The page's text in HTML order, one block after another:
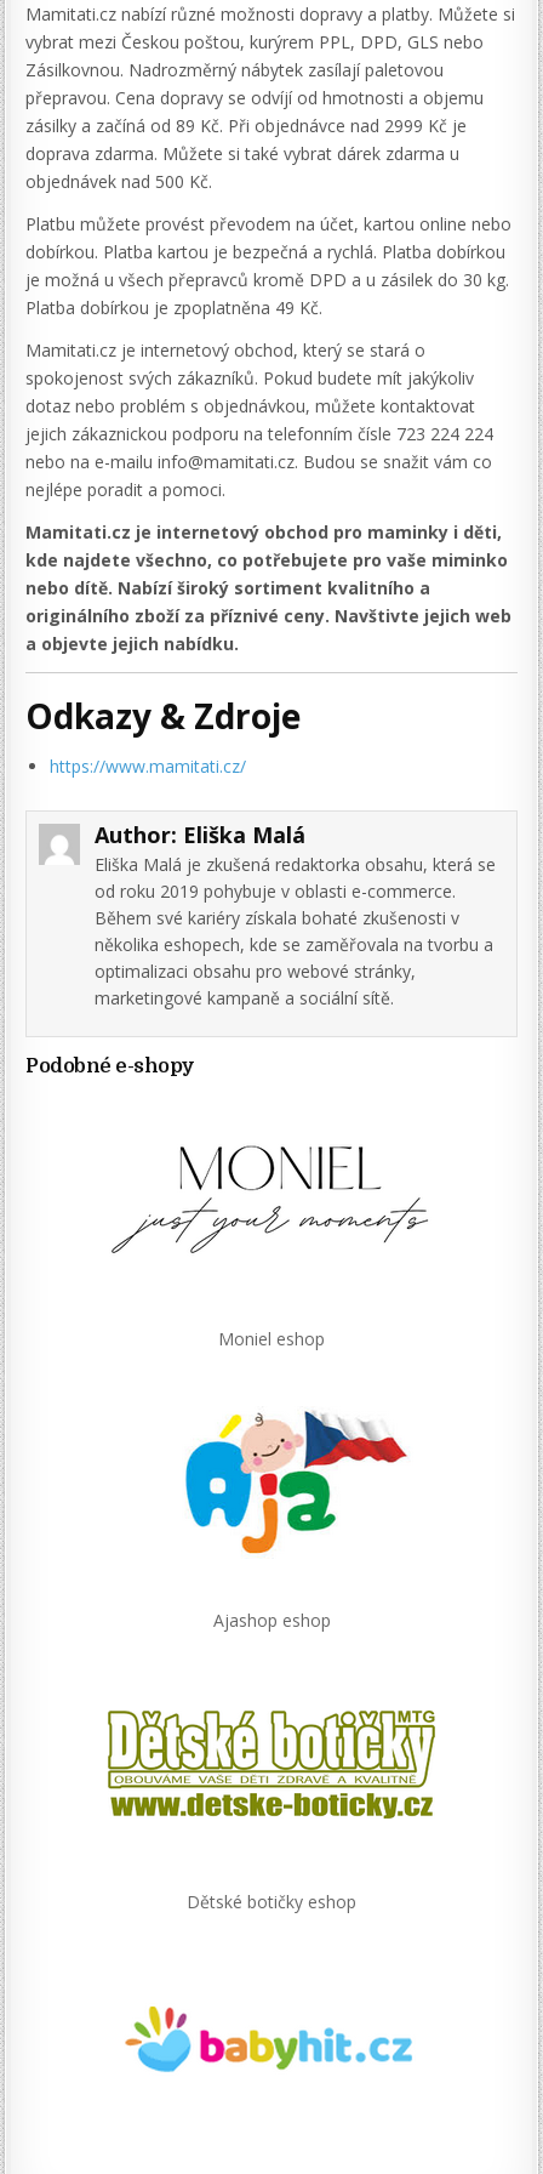
Mamitati.cz nabízí různé možnosti dopravy a platby. Můžete si
vybrat mezi Českou poštou, kurýrem PPL, DPD, GLS nebo
Zásilkovnou. Nadrozměrný nábytek zasílají paletovou
přepravou. Cena dopravy se odvíjí od hmotnosti a objemu
zásilky a začíná od 89 Kč. Při objednávce nad 2999 Kč je
doprava zdarma. Můžete si také vybrat dárek zdarma u
objednávek nad 500 Kč.
Platbu můžete provést převodem na účet, kartou online nebo
dobírkou. Platba kartou je bezpečná a rychlá. Platba dobírkou
je možná u všech přepravců kromě DPD a u zásilek do 30 kg.
Platba dobírkou je zpoplatněna 49 Kč.
Mamitati.cz je internetový obchod, který se stará o
spokojenost svých zákazníků. Pokud budete mít jakýkoliv
dotaz nebo problém s objednávkou, můžete kontaktovat
jejich zákaznickou podporu na telefonním čísle 723 224 224
nebo na e-mailu info@mamitati.cz. Budou se snažit vám co
nejlépe poradit a pomoci.
Mamitati.cz je internetový obchod pro maminky i děti,
kde najdete všechno, co potřebujete pro vaše miminko
nebo dítě. Nabízí široký sortiment kvalitního a
originálního zboží za příznivé ceny. Navštivte jejich web
a objevte jejich nabídku.
Odkazy & Zdroje
https://www.mamitati.cz/
Author: Eliška Malá
Eliška Malá je zkušená redaktorka obsahu, která se
od roku 2019 pohybuje v oblasti e-commerce.
Během své kariéry získala bohaté zkušenosti v
několika eshopech, kde se zaměřovala na tvorbu a
optimalizaci obsahu pro webové stránky,
marketingové kampaně a sociální sítě.
Podobné e-shopy
Moniel eshop
Ajashop eshop
Dětské botičky eshop